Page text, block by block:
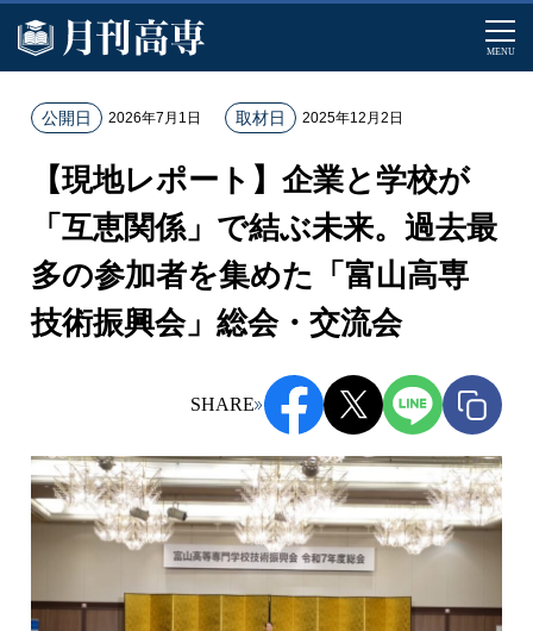
MENU
ホ
記
事
一
覧
【
ポ
ー
ト
業
【現地レポート】企業と学校が
「互恵関係」で結ぶ未来。過去最
多の参加者を集めた「富山高専
技術振興会」総会・交流会
SHARE
公開日 2026年7月1日 取材日 2025年12月2日